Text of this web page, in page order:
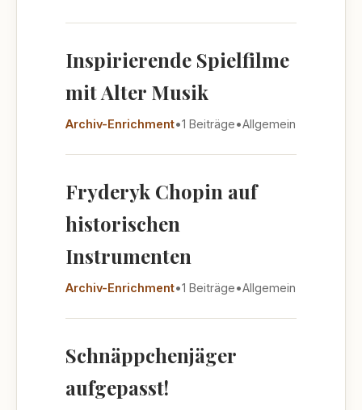
Inspirierende Spielfilme
mit Alter Musik
Archiv-Enrichment•1 Beiträge•Allgemein
Fryderyk Chopin auf
historischen
Instrumenten
Archiv-Enrichment•1 Beiträge•Allgemein
Schnäppchenjäger
aufgepasst!